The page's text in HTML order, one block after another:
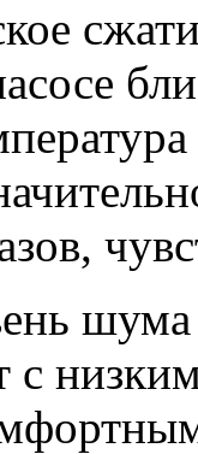
с